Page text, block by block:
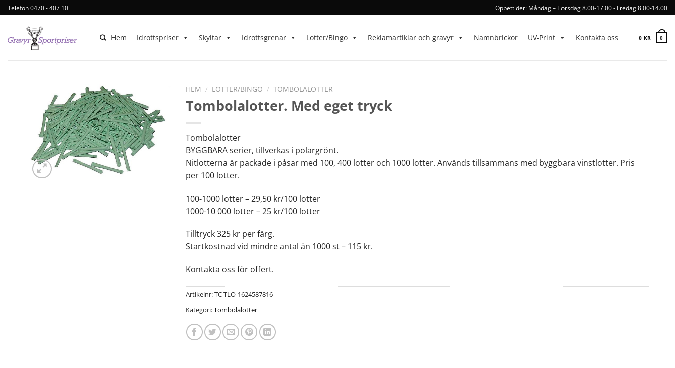
Telefon 0470 - 407 10 Öppettider: Måndag – Torsdag 8.00-17.00 - Fredag 8.00-14.00
Hem Idrottspriser Skyltar Idrottsgrenar Lotter/Bingo Reklamartiklar och gravyr Namnbrickor UV-Print Kontakta oss 0 KR 0
HEM / LOTTER/BINGO / TOMBOLALOTTER
Tombolalotter. Med eget tryck
Tombolalotter
BYGGBARA serier, tillverkas i polargrönt.
Nitlotterna är packade i påsar med 100, 400 lotter och 1000 lotter. Används tillsammans med byggbara vinstlotter. Pris
per 100 lotter.
100-1000 lotter – 29,50 kr/100 lotter
1000-10 000 lotter – 25 kr/100 lotter
Tilltryck 325 kr per färg.
Startkostnad vid mindre antal än 1000 st – 115 kr.
Kontakta oss för offert.
Artikelnr:TC TLO-1624587816
Kategori:Tombolalotter